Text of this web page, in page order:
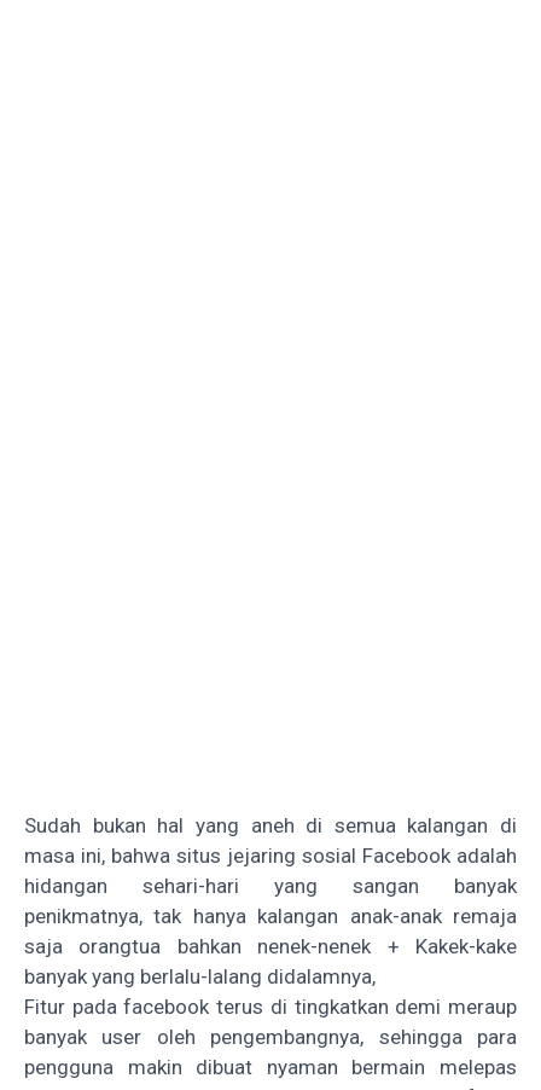
Sudah bukan hal yang aneh di semua kalangan di
masa ini, bahwa situs jejaring sosial Facebook adalah
hidangan sehari-hari yang sangan banyak
penikmatnya, tak hanya kalangan anak-anak remaja
saja orangtua bahkan nenek-nenek + Kakek-kake
banyak yang berlalu-lalang didalamnya,
Fitur pada facebook terus di tingkatkan demi meraup
banyak user oleh pengembangnya, sehingga para
pengguna makin dibuat nyaman bermain melepas